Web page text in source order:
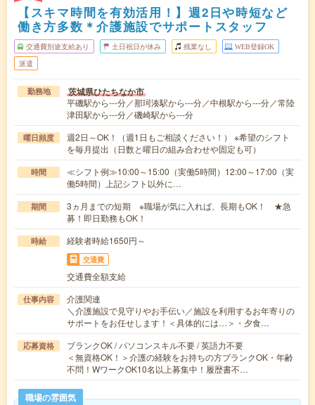
【スキマ時間を有効活用！】週2日や時短など
働き方多数＊介護施設でサポートスタッフ
交通費別途支給あり 土日祝日が休み 残業なし WEB登録OK
派遣
勤務地 茨城県ひたちなか市
平磯駅から---分／那珂湊駅から---分／中根駅から---分／常陸
津田駅から---分／磯崎駅から---分
曜日頻度
週2日～OK！（週1日もご相談ください！） ※希望のシフト
を毎月提出（日数と曜日の組み合わせや固定も可）
時間
≪シフト例≫10:00～15:00（実働5時間）12:00～17:00（実
働5時間）上記シフト以外に…
期間
3ヵ月までの短期 ※職場が気に入れば、長期もOK！ ★急
募！即日勤務もOK！
時給 経験者時給1650円～
交通費
交通費全額支給
仕事内容
介護関連
＼介護施設で見守りやお手伝い／施設を利用するお年寄りの
サポートをお任せします！＜具体的には…＞・夕食…
応募資格
ブランクOK / パソコンスキル不要 / 英語力不要
＜無資格OK！＞介護の経験をお持ちの方ブランクOK・年齢
不問！WワークOK10名以上募集中！履歴書不…
職場の雰囲気